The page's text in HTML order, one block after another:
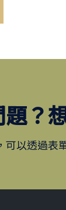
？
可以透過表